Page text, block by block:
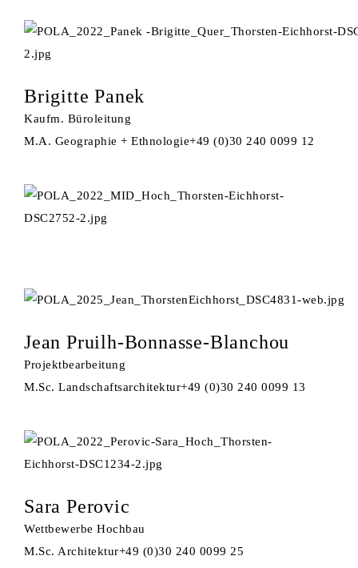
Brigitte Panek
Kaufm. Büroleitung
M.A. Geographie + Ethnologie+49 (0)30 240 0099 12
Jean Pruilh-Bonnasse-Blanchou
Projektbearbeitung
M.Sc. Landschaftsarchitektur+49 (0)30 240 0099 13
Sara Perovic
Wettbewerbe Hochbau
M.Sc. Architektur+49 (0)30 240 0099 25